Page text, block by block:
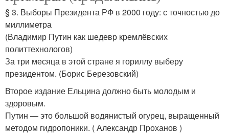
§ 3. Выборы Президента РФ в 2000 году: с точностью до
миллиметра
(Владимир Путин как шедевр кремлёвских
политтехнологов)
За три месяца в этой стране я гориллу выберу
президентом. (Борис Березовский)
Второе издание Ельцина должно быть молодым и
здоровым.
Путин — это большой водянистый огурец, выращенный
методом гидропоники. ( Александр Проханов )